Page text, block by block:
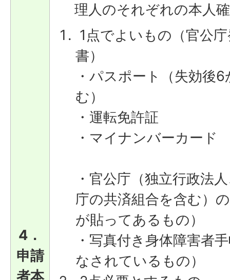
4．
申請
者本
理人のそれぞれの本人
1点でよいもの（官公
書）
・パスポート（失効後
む）
・運転免許証
・マイナンバーカード
・官公庁（独立行政法
庁の共済組合を含む）
が貼ってあるもの）
・写真付き身体障害者
なされているもの）